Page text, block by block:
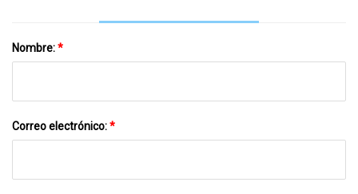
Nombre:*
Correo electrónico:*